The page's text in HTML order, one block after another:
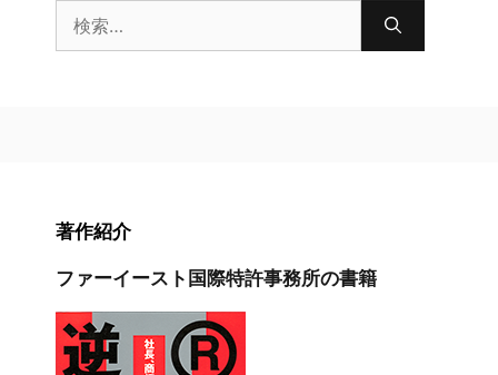
索:
著作紹介
ファーイースト国際特許事務所の書籍